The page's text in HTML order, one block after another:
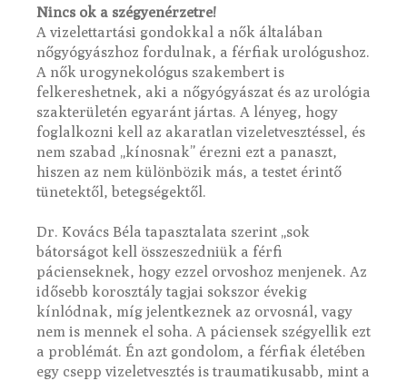
Nincs ok a szégyenérzetre!
A vizelettartási gondokkal a nők általában
nőgyógyászhoz fordulnak, a férfiak urológushoz.
A nők urogynekológus szakembert is
felkereshetnek, aki a nőgyógyászat és az urológia
szakterületén egyaránt jártas. A lényeg, hogy
foglalkozni kell az akaratlan vizeletvesztéssel, és
nem szabad „kínosnak” érezni ezt a panaszt,
hiszen az nem különbözik más, a testet érintő
tünetektől, betegségektől.
Dr. Kovács Béla tapasztalata szerint „sok
bátorságot kell összeszedniük a férfi
pácienseknek, hogy ezzel orvoshoz menjenek. Az
idősebb korosztály tagjai sokszor évekig
kínlódnak, míg jelentkeznek az orvosnál, vagy
nem is mennek el soha. A páciensek szégyellik ezt
a problémát. Én azt gondolom, a férfiak életében
egy csepp vizeletvesztés is traumatikusabb, mint a